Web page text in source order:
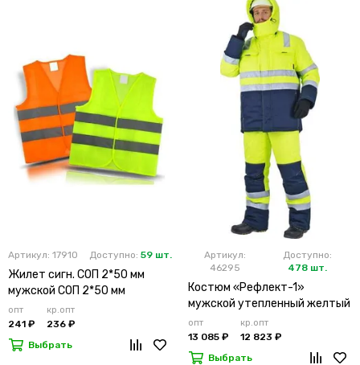
Артикул: 17910 Доступно: 59 шт.
Жилет сигн. СОП 2*50 мм
мужской СОП 2*50 мм
опт
241 ₽
кр.опт
236 ₽
Выбрать
Артикул:
46295
Доступно:
478 шт.
Костюм «Рефлект-1»
мужской утепленный желтый
с п/к
опт
13 085 ₽
кр.опт
12 823 ₽
Выбрать